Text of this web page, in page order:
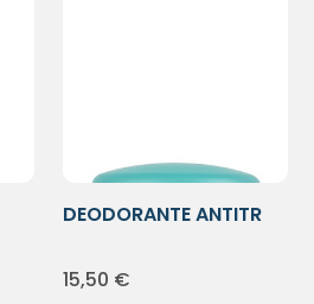
DEODORANTE ANTITR
15,50 €